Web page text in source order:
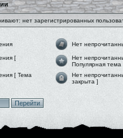
нет зарегистрированных
Нет
[
Нет
Популярная тема
[ Тема
Нет
закрыта ]